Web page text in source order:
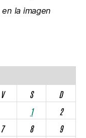
la imagen
V S
D
1
2
7 8
9